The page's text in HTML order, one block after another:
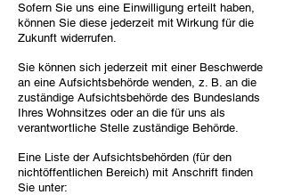
Sofern Sie uns eine Einwilligung erteilt haben,
können Sie diese jederzeit mit Wirkung für die
Zukunft widerrufen.
Sie können sich jederzeit mit einer Beschwerde
an eine Aufsichtsbehörde wenden, z. B. an die
zuständige Aufsichtsbehörde des Bundeslands
Ihres Wohnsitzes oder an die für uns als
verantwortliche Stelle zuständige Behörde.
Eine Liste der Aufsichtsbehörden (für den
nichtöffentlichen Bereich) mit Anschrift finden
Sie unter: